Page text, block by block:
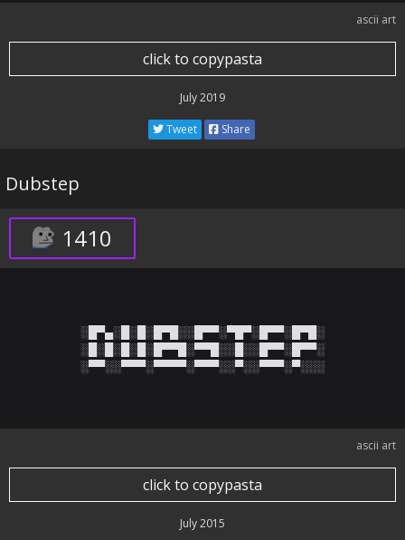
ascii art
click to copypasta
July 2019
Tweet Share
Dubstep
1410
░█▀▄░█░█░█▀█░░█▀▀░▀█▀░█▀▀░█▀█░
░█░█░█░█░█▀▀█░▀▀█░░█░░█▀▀░█▀▀░
░▀▀░░▀▀▀░▀▀▀▀░▀▀▀░░▀░░▀▀▀░▀░░░
ascii art
click to copypasta
July 2015